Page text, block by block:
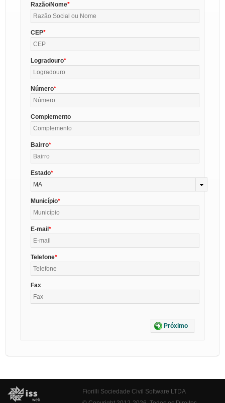
Razão/Nome
CEP
Logradouro
Número
Complemento
Bairro
Estado
MA
Município
E-mail
Telefone
Fax
Próximo
Fiorilli Sociedade Civil Software LTDA